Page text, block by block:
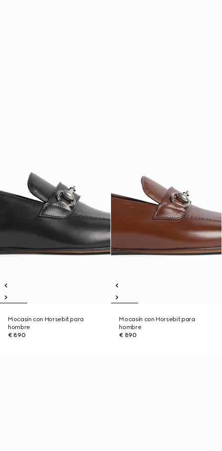
Mocasín con Horsebit para
hombre
€ 890
Mocasín con Horsebit para
hombre
€ 890